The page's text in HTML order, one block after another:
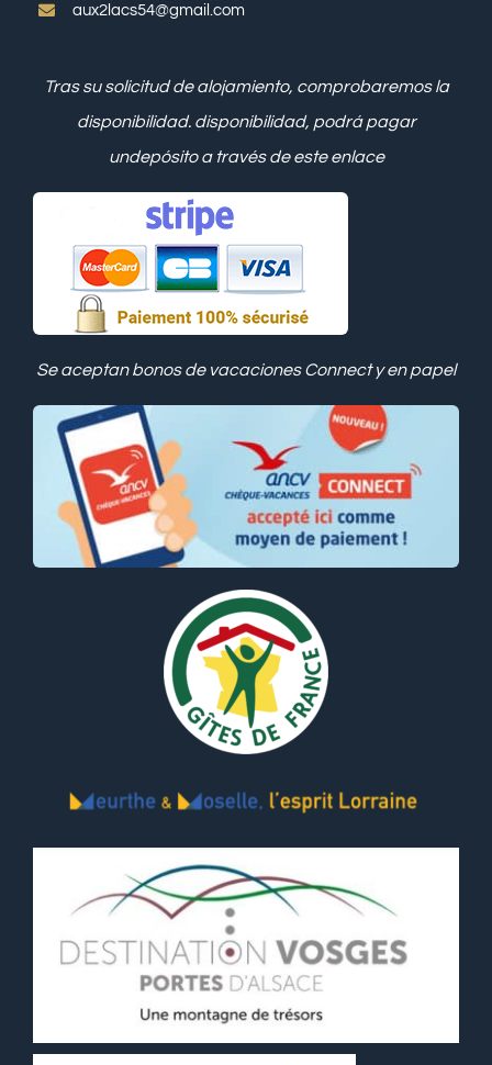
aux2lacs54@gmail.com
Tras su solicitud de alojamiento, comprobaremos la
disponibilidad. disponibilidad, podrá pagar
undepósito a través de este enlace
Se aceptan bonos de vacaciones Connect y en papel